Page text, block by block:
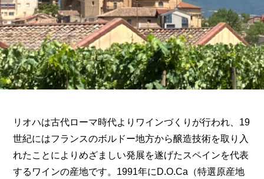
リオハは古代ローマ時代よりワインづくりが行われ、19
世紀にはフランスのボルドー地方から醸造技術を取り入
れたことによりめざましい発展を遂げたスペインを代表
するワインの産地です。1991年にD.O.Ca（特選原産地